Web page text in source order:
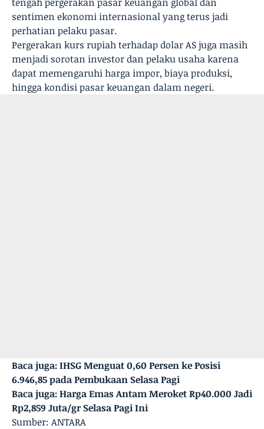
sentimen ekonomi internasional yang terus jadi
perhatian pelaku pasar.
Pergerakan kurs rupiah terhadap dolar AS juga masih
menjadi sorotan investor dan pelaku usaha karena
dapat memengaruhi harga impor, biaya produksi,
hingga kondisi pasar keuangan dalam negeri.
Baca juga:IHSG Menguat 0,60 Persen ke Posisi
6.946,85 pada Pembukaan Selasa Pagi
Baca juga:Harga Emas Antam Meroket Rp40.000 Jadi
Rp2,859 Juta/gr Selasa Pagi Ini
Sumber: ANTARA